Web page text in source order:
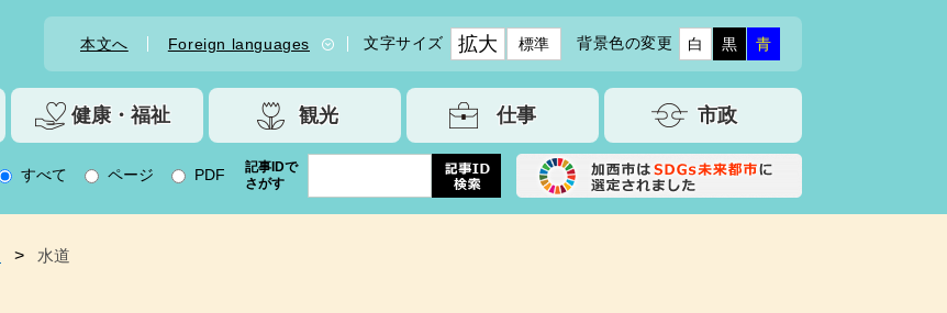
本文へ Foreign languages 文字サイズ 拡大 標準 背景色の変更 白 黒 青
健康・福祉 観光 仕事 市政
すべて ページ PDF
記事IDで
さがす
> 水道